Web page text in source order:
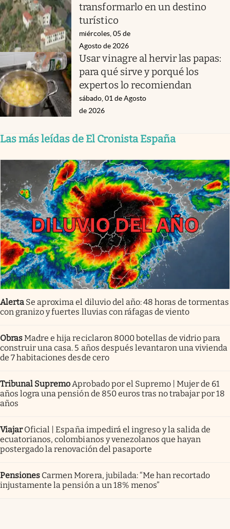
transformarlo en un destino
turístico
miércoles, 05 de
Agosto de 2026
Usar vinagre al hervir las papas:
para qué sirve y porqué los
expertos lo recomiendan
sábado, 01 de Agosto
de 2026
Las más leídas de El Cronista España
Alerta Se aproxima el diluvio del año: 48 horas de tormentas
con granizo y fuertes lluvias con ráfagas de viento
ObrasMadre e hija reciclaron 8000 botellas de vidrio para
construir una casa. 5 años después levantaron una vivienda
de 7 habitaciones desde cero
Tribunal Supremo Aprobado por el Supremo | Mujer de 61
años logra una pensión de 850 euros tras no trabajar por 18
años
Viajar Oficial | España impedirá el ingreso y la salida de
ecuatorianos, colombianos y venezolanos que hayan
postergado la renovación del pasaporte
Pensiones Carmen Morera, jubilada: “Me han recortado
injustamente la pensión a un 18% menos”